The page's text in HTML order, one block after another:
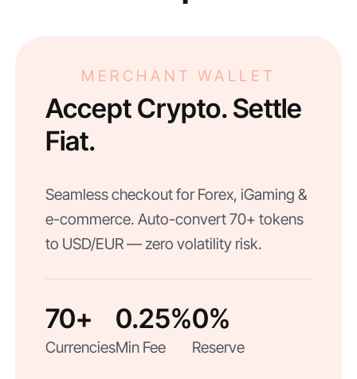
MERCHANT WALLET
Accept Crypto. Settle
Fiat.
Seamless checkout for Forex, iGaming &
e-commerce. Auto-convert 70+ tokens
to USD/EUR — zero volatility risk.
70+
Currencies
0.25%
Min Fee
0%
Reserve